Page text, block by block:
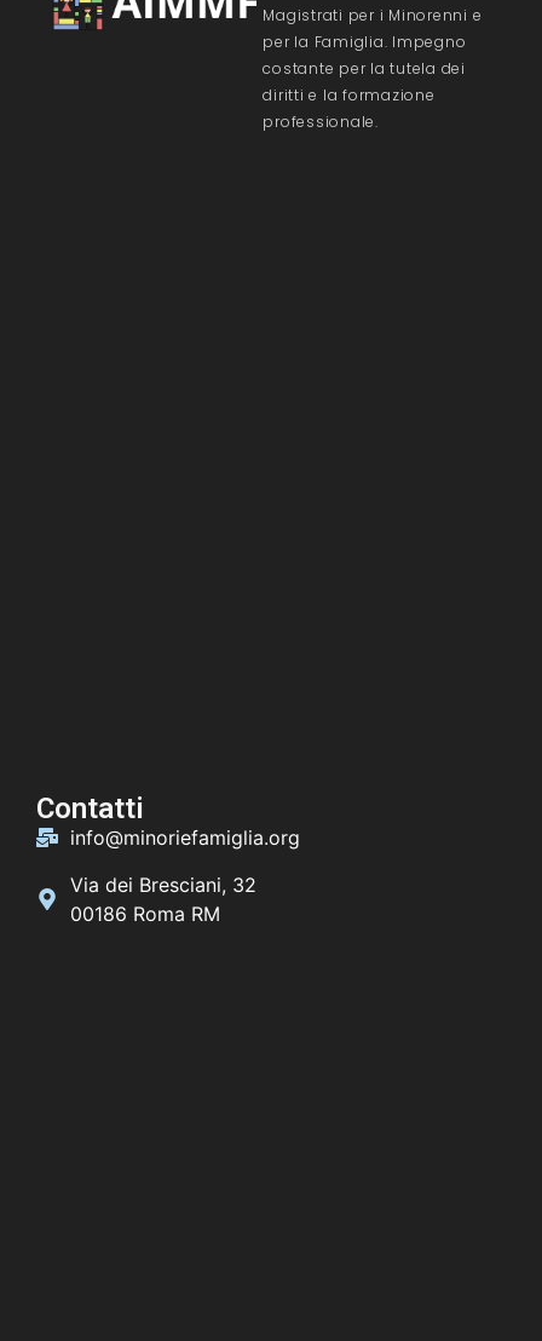
Magistrati per i Minorenni e
per la Famiglia. Impegno
costante per la tutela dei
diritti e la formazione
professionale.
Contatti
info@minoriefamiglia.org
Via dei Bresciani, 32
00186 Roma RM